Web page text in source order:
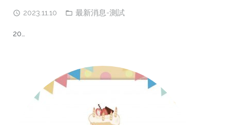
2023.11.10 最新消息-測試
20…